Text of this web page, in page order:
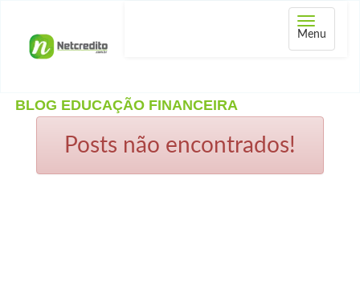
Abrir
menu
Menu
BLOG EDUCAÇÃO FINANCEIRA
Posts não encontrados!